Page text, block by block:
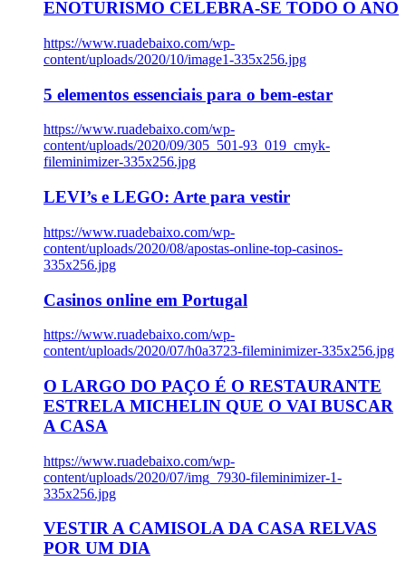
ENOTURISMO CELEBRA-SE TODO O ANO
https://www.ruadebaixo.com/wp-
content/uploads/2020/10/image1-335x256.jpg
5 elementos essenciais para o bem-estar
https://www.ruadebaixo.com/wp-
content/uploads/2020/09/305_501-93_019_cmyk-
fileminimizer-335x256.jpg
LEVI’s e LEGO: Arte para vestir
https://www.ruadebaixo.com/wp-
content/uploads/2020/08/apostas-online-top-casinos-
335x256.jpg
Casinos online em Portugal
https://www.ruadebaixo.com/wp-
content/uploads/2020/07/h0a3723-fileminimizer-335x256.jpg
O LARGO DO PAÇO É O RESTAURANTE
ESTRELA MICHELIN QUE O VAI BUSCAR
A CASA
https://www.ruadebaixo.com/wp-
content/uploads/2020/07/img_7930-fileminimizer-1-
335x256.jpg
VESTIR A CAMISOLA DA CASA RELVAS
POR UM DIA